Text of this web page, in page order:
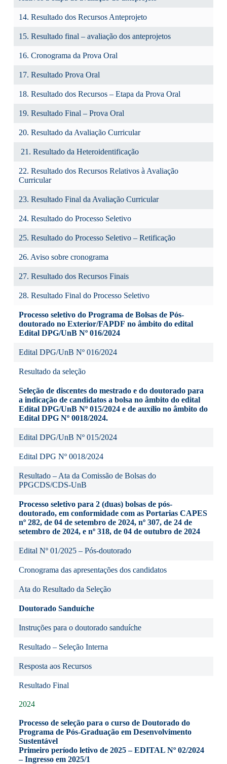
14. Resultado dos Recursos Anteprojeto
15. Resultado final – avaliação dos anteprojetos
16. Cronograma da Prova Oral
17. Resultado Prova Oral
18. Resultado dos Recursos – Etapa da Prova Oral
19. Resultado Final – Prova Oral
20. Resultado da Avaliação Curricular
21. Resultado da Heteroidentificação
22. Resultado dos Recursos Relativos à Avaliação
Curricular
23. Resultado Final da Avaliação Curricular
24. Resultado do Processo Seletivo
25. Resultado do Processo Seletivo – Retificação
26. Aviso sobre cronograma
27. Resultado dos Recursos Finais
28. Resultado Final do Processo Seletivo
Processo seletivo do Programa de Bolsas de Pós-
doutorado no Exterior/FAPDF no âmbito do edital
Edital DPG/UnB Nº 016/2024
Edital DPG/UnB Nº 016/2024
Resultado da seleção
Seleção de discentes do mestrado e do doutorado para
a indicação de candidatos a bolsa no âmbito do edital
Edital DPG/UnB Nº 015/2024 e de auxílio no âmbito do
Edital DPG Nº 0018/2024.
Edital DPG/UnB Nº 015/2024
Edital DPG Nº 0018/2024
Resultado – Ata da Comissão de Bolsas do
PPGCDS/CDS-UnB
Processo seletivo para 2 (duas) bolsas de pós-
doutorado, em conformidade com as Portarias CAPES
nº 282, de 04 de setembro de 2024, nº 307, de 24 de
setembro de 2024, e nº 318, de 04 de outubro de 2024
Edital Nº 01/2025 – Pós-doutorado
Cronograma das apresentações dos candidatos
Ata do Resultado da Seleção
Doutorado Sanduíche
Instruções para o doutorado sanduíche
Resultado – Seleção Interna
Resposta aos Recursos
Resultado Final
2024
Processo de seleção para o curso de Doutorado do
Programa de Pós-Graduação em Desenvolvimento
Sustentável
Primeiro período letivo de 2025 – EDITAL Nº 02/2024
– Ingresso em 2025/1